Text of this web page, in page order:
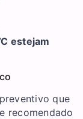
estejam
que
recomendado